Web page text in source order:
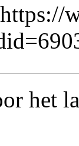
https://
het